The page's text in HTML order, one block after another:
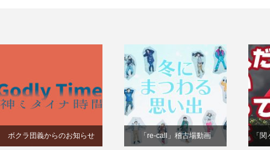
ボクラ団義からのお知らせ 「re-call」稽古場動画 「